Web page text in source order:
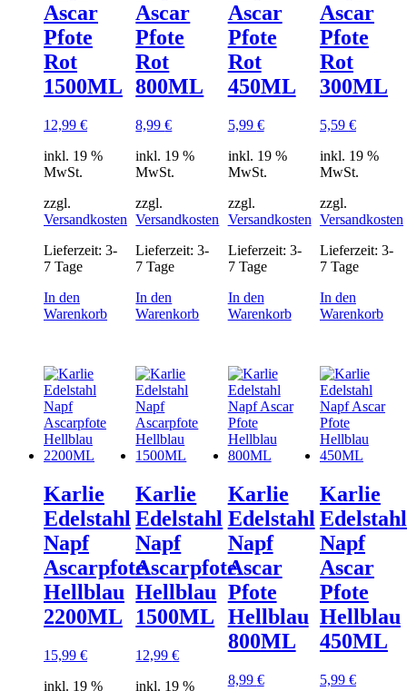
Ascar
Pfote
Rot
1500ML
12,99 €
inkl. 19 %
MwSt.
zzgl.
Versandkosten
Lieferzeit: 3-
7 Tage
In den
Warenkorb
Ascar
Pfote
Rot
800ML
8,99€
inkl. 19 %
MwSt.
zzgl.
Versandkosten
Lieferzeit:3-
7 Tage
In den
Warenkorb
Ascar
Pfote
Rot
450ML
5,99 €
inkl. 19 %
MwSt.
zzgl.
Versandkosten
Lieferzeit: 3-
7 Tage
In den
Warenkorb
Ascar
Pfote
Rot
300ML
5,59 €
inkl. 19 %
MwSt.
zzgl.
Versandkosten
Lieferzeit: 3-
7 Tage
In den
Warenkorb
Karlie
Edelstahl
Napf
Ascarpfote
Hellblau
2200ML
15,99 €
inkl. 19 %
Karlie
Edelstahl
Napf
Ascarpfote
Hellblau
1500ML
12,99€
inkl. 19 %
Karlie
Edelstahl
Napf
Ascar
Pfote
Hellblau
800ML
8,99 €
Karlie
Edelstahl
Napf
Ascar
Pfote
Hellblau
450ML
5,99 €